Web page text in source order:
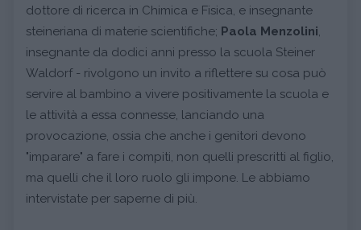
dottore di ricerca in Chimica e Fisica, e insegnante
steineriana di materie scientifiche; Paola Menzolini,
insegnante da dodici anni presso la scuola Steiner
Waldorf - rivolgono un invito a riflettere su cosa può
servire al bambino a vivere positivamente la scuola e
le attività a essa connesse, lanciando una
provocazione, ossia che anche i genitori devono
"imparare" a fare i compiti, non quelli prescritti al figlio,
ma quelli che il loro ruolo gli impone. Le abbiamo
intervistate per saperne di più.